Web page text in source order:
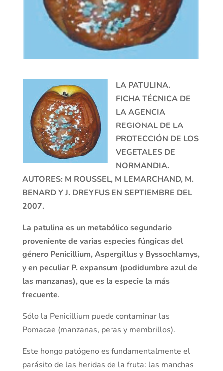
LA PATULINA.
FICHA TÉCNICA DE
LA AGENCIA
REGIONAL DE LA
PROTECCIÓN DE LOS
VEGETALES DE
NORMANDIA.
AUTORES: M ROUSSEL, M LEMARCHAND, M.
BENARD Y J. DREYFUS EN SEPTIEMBRE DEL
2007.
La patulina es un metabólico segundario
proveniente de varias especies fúngicas del
género Penicillium, Aspergillus y Byssochlamys,
y en peculiar P. expansum (podidumbre azul de
las manzanas), que es la especie la más
frecuente.
Sólo la Penicillium puede contaminar las
Pomacae (manzanas, peras y membrillos).
Este hongo patógeno es fundamentalmente el
parásito de las heridas de la fruta: las manchas